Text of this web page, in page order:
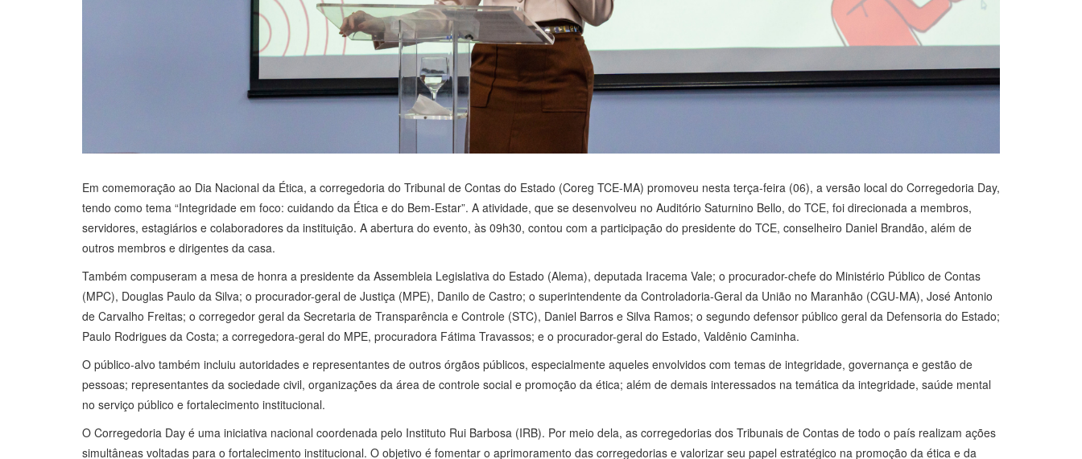
Em comemoração ao Dia Nacional da Ética, a corregedoria do Tribunal de Contas do Estado (Coreg TCE-MA) promoveu nesta terça-feira (06), a versão local do Corregedoria Day,
tendo como tema “Integridade em foco: cuidando da Ética e do Bem-Estar”. A atividade, que se desenvolveu no Auditório Saturnino Bello, do TCE, foi direcionada a membros,
servidores, estagiários e colaboradores da instituição. A abertura do evento, às 09h30, contou com a participação do presidente do TCE, conselheiro Daniel Brandão, além de
outros membros e dirigentes da casa.
Também compuseram a mesa de honra a presidente da Assembleia Legislativa do Estado (Alema), deputada Iracema Vale; o procurador-chefe do Ministério Público de Contas
(MPC), Douglas Paulo da Silva; o procurador-geral de Justiça (MPE), Danilo de Castro; o superintendente da Controladoria-Geral da União no Maranhão (CGU-MA), José Antonio
de Carvalho Freitas; o corregedor geral da Secretaria de Transparência e Controle (STC), Daniel Barros e Silva Ramos; o segundo defensor público geral da Defensoria do Estado;
Paulo Rodrigues da Costa; a corregedora-geral do MPE, procuradora Fátima Travassos; e o procurador-geral do Estado, Valdênio Caminha.
O público-alvo também incluiu autoridades e representantes de outros órgãos públicos, especialmente aqueles envolvidos com temas de integridade, governança e gestão de
pessoas; representantes da sociedade civil, organizações da área de controle social e promoção da ética; além de demais interessados na temática da integridade, saúde mental
no serviço público e fortalecimento institucional.
O Corregedoria Day é uma iniciativa nacional coordenada pelo Instituto Rui Barbosa (IRB). Por meio dela, as corregedorias dos Tribunais de Contas de todo o país realizam ações
simultâneas voltadas para o fortalecimento institucional. O objetivo é fomentar o aprimoramento das corregedorias e valorizar seu papel estratégico na promoção da ética e da